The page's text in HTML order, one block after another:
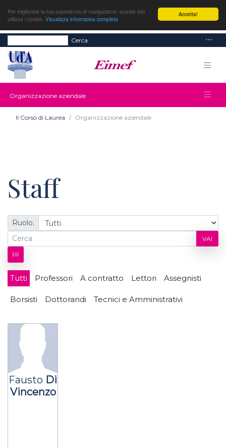
Accetta!
Per migliorare la tua esperienza di navigazione, questo sito
utilizza i cookie. Visualizza informativa completa
Cerca
Organizzazione aziendale
Il Corso di Laurea Organizzazione aziendale
Staff
Ruolo:
VAI
Tutti Professori A contratto Lettori Assegnisti
Borsisti Dottorandi Tecnici e Amministrativi
Fausto Di
Vincenzo